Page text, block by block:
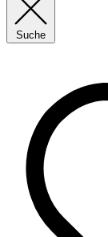
Suche